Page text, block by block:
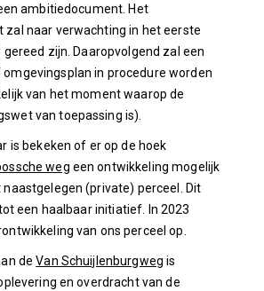
ambitiedocument. Het
naar verwachting in het eerste
zijn. Daaropvolgend zal een
in procedure worden
van het moment waarop de
van toepassing is).
is bekeken of er op de hoek
weg een ontwikkeling mogelijk
(private) perceel. Dit
een haalbaar initiatief. In 2023
van ons perceel op.
deVan Schuijlenburgweg is
en overdracht van de